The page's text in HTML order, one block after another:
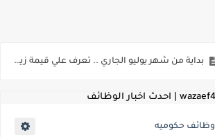
بداية من شهر يوليو الجاري .. تعرف علي قيمة زيادة المرتبات والحد الادني للأجور لجميع الدرجات بعد النشر بالجريدة الرسمية
وظائف حكوميه